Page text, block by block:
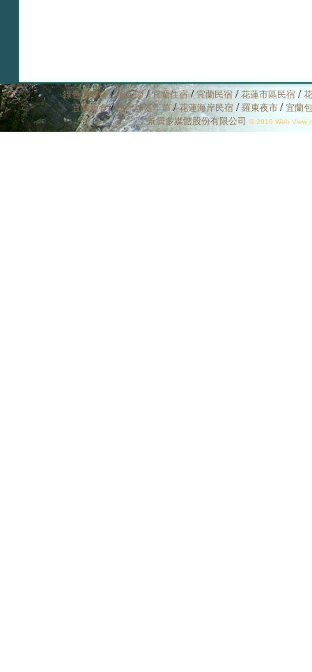
綠色博覽會/童玩節/宜蘭住宿/宜蘭民宿 / 花蓮市區民宿 /
宜蘭美食/熱汽球嘉年華/花蓮海岸民宿 / 羅東夜市 / 宜蘭
景騰多媒體股份有限公司
© 2016 Web View